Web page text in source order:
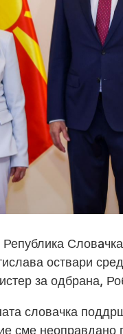
оствари
за одбрана,
словачка
сме неоправдано